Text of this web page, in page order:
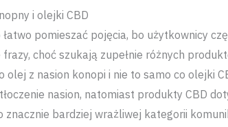
i olejki CBD
pomieszać pojęcia, bo użytkownicy
choć szukają zupełnie różnych
z nasion konopi i nie to samo co olejki
nasion, natomiast produkty CBD
znacznie bardziej wrażliwej kategorii